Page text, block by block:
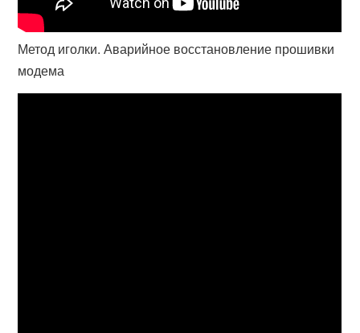
Метод иголки. Аварийное восстановление прошивки
модема